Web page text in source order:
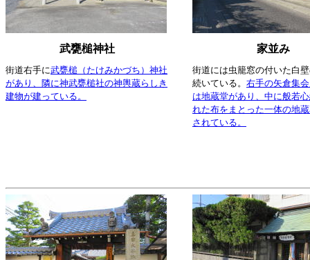
武甕槌神社 家並み
街道右手に武甕槌（たけみかづち）神社
があり、隣に神武甕槌社の神輿蔵らしき
建物が建っている。
街道には虫籠窓の付いた白
続いている。 右手の矢倉集
は地蔵堂があり、中に般若
れた布をまとった一体の地
されている。